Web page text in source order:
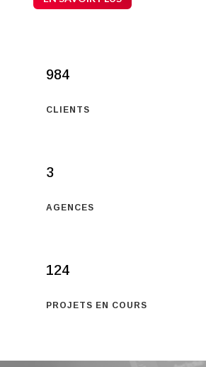
984
CLIENTS
3
AGENCES
124
PROJETS EN COURS